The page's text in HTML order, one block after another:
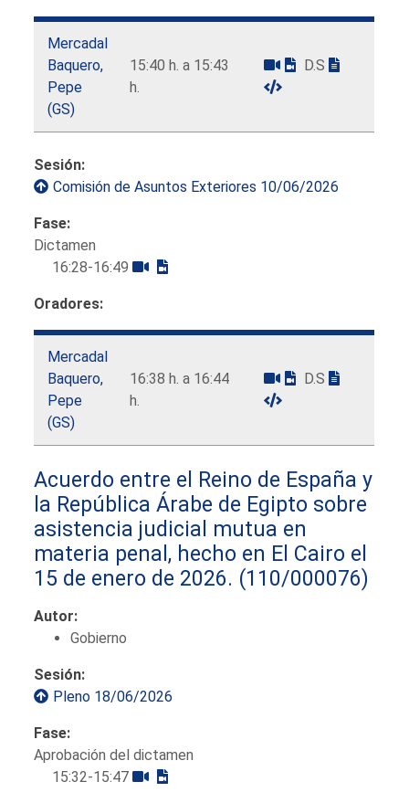
Mercadal
Baquero,
Pepe
(GS)
15:40 h. a 15:43
h.
D.S
Sesión:
Comisión de Asuntos Exteriores 10/06/2026
Fase:
Dictamen
16:28-16:49
Oradores:
Mercadal
Baquero,
Pepe
(GS)
16:38 h. a 16:44
h.
D.S
Acuerdo entre el Reino de España y
la República Árabe de Egipto sobre
asistencia judicial mutua en
materia penal, hecho en El Cairo el
15 de enero de 2026. (110/000076)
Autor:
Gobierno
Sesión:
Pleno 18/06/2026
Fase:
Aprobación del dictamen
15:32-15:47